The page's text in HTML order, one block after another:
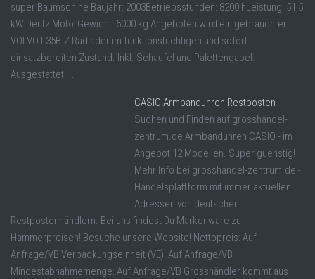
super Baumschine Baujahr: 2003Betriebsstunden: 8200 hLeistung: 51,5
kW Deutz MotorGewicht: 6000 kg Angeboten wird ein gebrauchter
VOLVO L35B-Z Radlader im funktionstüchtigen und sofort
einsatzbereiten Zustand. Inkl. Schaufel und Palettengabel.
Ausgestattet ...
CASIO Armbanduhren Restposten
Suchen und Finden auf grosshandel-
zentrum.de Armbanduhren CASIO - im
Angebot 12 Modellen. Super guenstig!
Mehr Info bei grosshandel-zentrum.de -
Handelsplattform mit immer aktuellen
Adressen von deutschen
Restpostenhändlern. Bei uns findest Du Markenware zu
Hammerpreisen! Besuche unsere Website! Nettopreis: Auf
Anfrage/VB Verpackungseinheit (VE): Auf Anfrage/VB
Mindestabnahmemenge: Auf Anfrage/VB Grosshändler kommt aus